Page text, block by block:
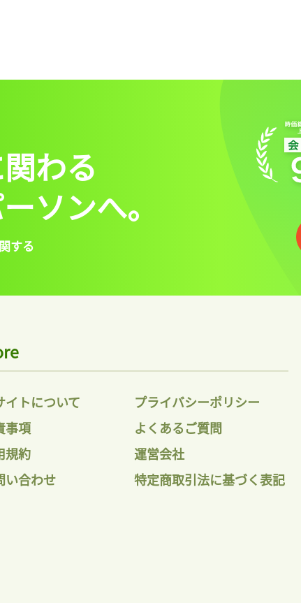
わる
ソンへ。
する
イトについて
プライバシーポリシー
事項
よくあるご質問
規約
運営会社
い合わせ
特定商取引法に基づく表記